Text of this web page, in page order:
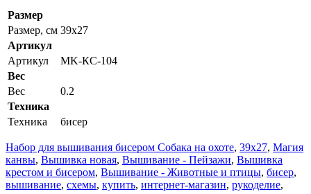
Размер
Размер, см 39x27
Артикул
Артикул
MK-КС-104
Вес
Вес
0.2
Техника
Техника
бисер
Набор для вышивания бисером Собака на охоте, 39x27, Магия
канвы, Вышивка новая, Вышивание - Пейзажи, Вышивка
крестом и бисером, Вышивание - Животные и птицы, бисер,
вышивание, схемы, купить, интернет-магазин, рукоделие,